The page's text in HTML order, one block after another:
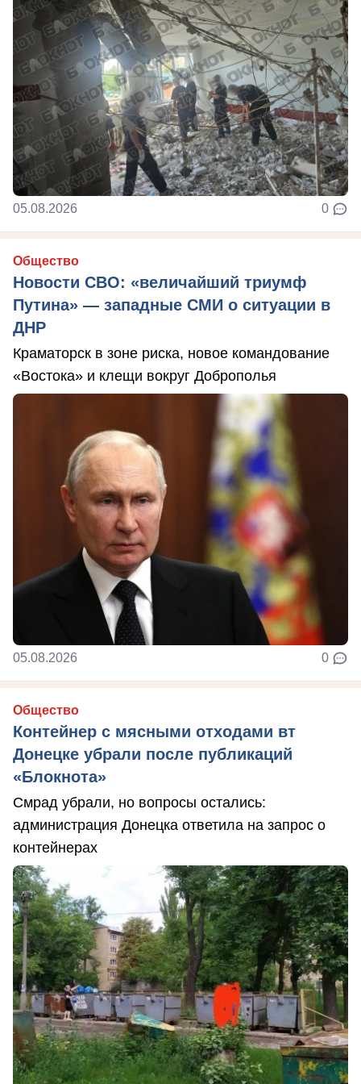
05.08.2026 0
Общество
Новости СВО: «величайший триумф
Путина» — западные СМИ о ситуации в
ДНР
Краматорск в зоне риска, новое командование
«Востока» и клещи вокруг Доброполья
05.08.2026 0
Общество
Контейнер с мясными отходами вт
Донецке убрали после публикаций
«Блокнота»
Смрад убрали, но вопросы остались:
администрация Донецка ответила на запрос о
контейнерах